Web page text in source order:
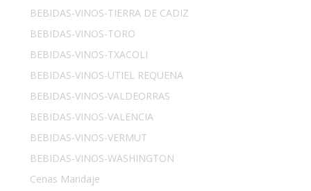
BEBIDAS-VINOS-TIERRA DE CADIZ
BEBIDAS-VINOS-TORO
BEBIDAS-VINOS-TXACOLI
BEBIDAS-VINOS-UTIEL REQUENA
BEBIDAS-VINOS-VALDEORRAS
BEBIDAS-VINOS-VALENCIA
BEBIDAS-VINOS-VERMUT
BEBIDAS-VINOS-WASHINGTON
Cenas Maridaje